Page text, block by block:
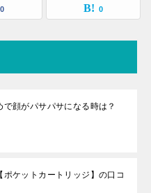
0 0
顔がパサパサになる時は？
ポケットカートリッジ】の口コ